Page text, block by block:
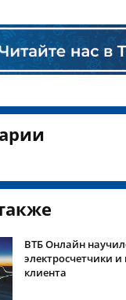
ВТБ Онлайн
электросчетчики
клиента